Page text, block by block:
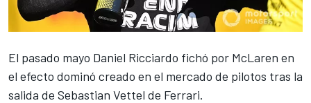
El pasado mayo Daniel Ricciardo fichó por McLaren en
el efecto dominó creado en el mercado de pilotos tras la
salida de Sebastian Vettel de Ferrari.